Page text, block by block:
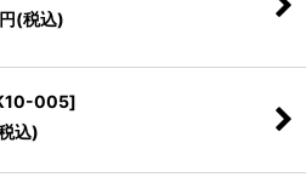
円(税込)
005]
込)